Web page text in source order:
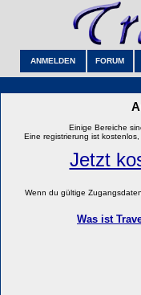
ANMELDEN FORUM
Einige Bereiche
Eine registrierung ist
Jetzt
Wenn du gültige
Was ist